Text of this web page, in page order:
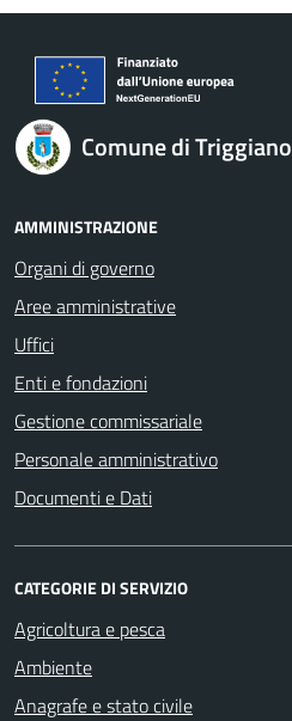
Comune di Triggiano
AMMINISTRAZIONE
Organi di governo
Aree amministrative
Uffici
Enti e fondazioni
Gestione commissariale
Personale amministrativo
Documenti e Dati
CATEGORIE DI SERVIZIO
Agricoltura e pesca
Ambiente
Anagrafe e stato civile